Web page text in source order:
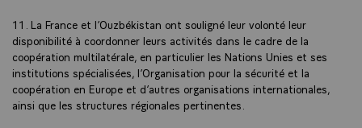
11. La France et l’Ouzbékistan ont souligné leur volonté leur
disponibilité à coordonner leurs activités dans le cadre de la
coopération multilatérale, en particulier les Nations Unies et ses
institutions spécialisées, l’Organisation pour la sécurité et la
coopération en Europe et d’autres organisations internationales,
ainsi que les structures régionales pertinentes.